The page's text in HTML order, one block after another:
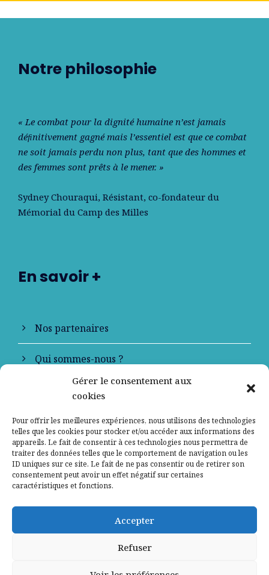
Gérer le consentement aux
cookies
Pour offrir les meilleures expériences, nous utilisons des technologies
telles que les cookies pour stocker et/ou accéder aux informations des
appareils. Le fait de consentir à ces technologies nous permettra de
traiter des données telles que le comportement de navigation ou les
ID uniques sur ce site. Le fait de ne pas consentir ou de retirer son
consentement peut avoir un effet négatif sur certaines
caractéristiques et fonctions.
Accepter
Refuser
Notre philosophie
« Le combat pour la dignité humaine n’est jamais
déﬁnitivement gagné mais l’essentiel est que ce combat
ne soit jamais perdu non plus, tant que des hommes et
des femmes sont prêts à le mener. »
Sydney Chouraqui, Résistant, co-fondateur du
Mémorial du Camp des Milles
En savoir +
Nos partenaires
Qui sommes-nous ?
Contactez-nous
Mentions légales
Politique de confidentialité